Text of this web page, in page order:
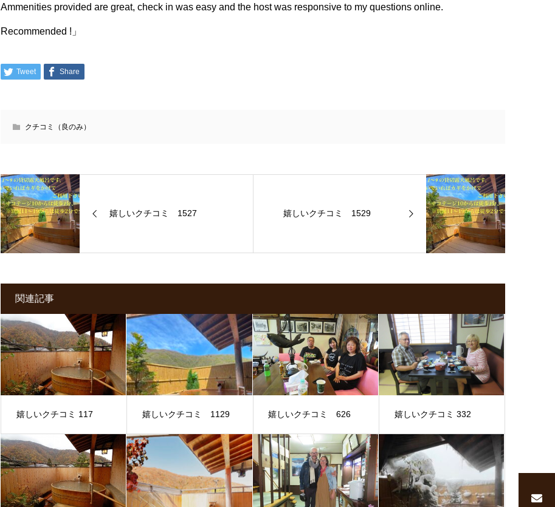
Ammenities provided are great, check in was easy and the host was responsive to my questions online.
Recommended !」
Tweet Share
クチコミ（良のみ）
嬉しいクチコミ 1527 嬉しいクチコミ 1529
関連記事
嬉しいクチコミ 117 嬉しいクチコミ 1129 嬉しいクチコミ 626 嬉しいクチコミ 332